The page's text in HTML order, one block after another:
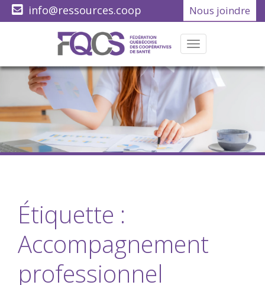
Nous joindre
info@ressources.coop
(418) 622-1001
Menu
Étiquette :
Accompagnement
professionnel